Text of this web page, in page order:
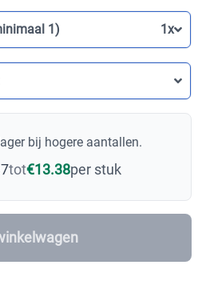
1) 1x
bij hogere aantallen.
tot€13.38per stuk